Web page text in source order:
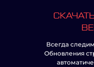
Всегда
Обновления